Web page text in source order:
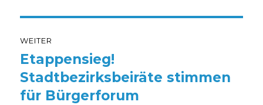
WEITER
Nächster
Beitrag:
Etappensieg!
Stadtbezirksbeiräte stimmen
für Bürgerforum